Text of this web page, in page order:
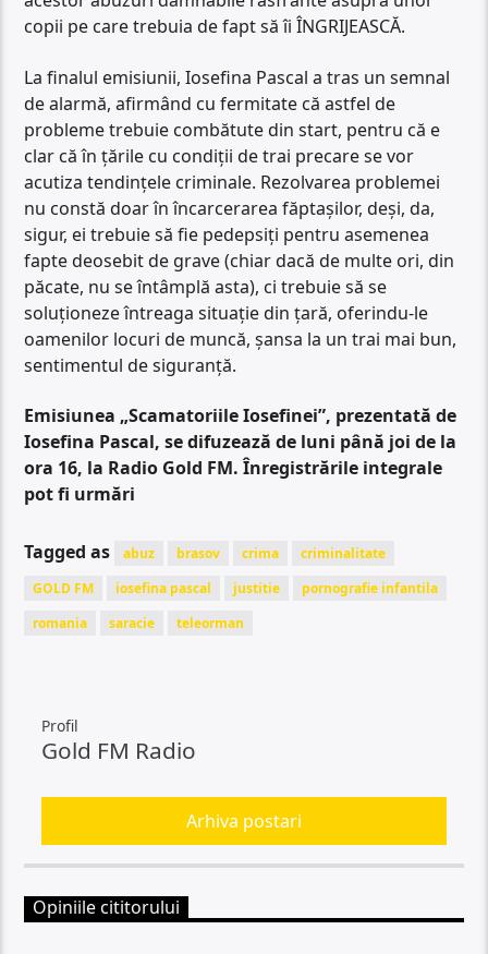
copii pe care trebuia de fapt să îi ÎNGRIJEASCĂ.
La finalul emisiunii, Iosefina Pascal a tras un semnal
de alarmă, afirmând cu fermitate că astfel de
probleme trebuie combătute din start, pentru că e
clar că în țările cu condiții de trai precare se vor
acutiza tendințele criminale. Rezolvarea problemei
nu constă doar în încarcerarea făptașilor, deși, da,
sigur, ei trebuie să fie pedepsiți pentru asemenea
fapte deosebit de grave (chiar dacă de multe ori, din
păcate, nu se întâmplă asta), ci trebuie să se
soluționeze întreaga situație din țară, oferindu-le
oamenilor locuri de muncă, șansa la un trai mai bun,
sentimentul de siguranță.
Emisiunea „Scamatoriile Iosefinei”, prezentată de
Iosefina Pascal, se difuzează de luni până joi de la
ora 16, la Radio Gold FM. Înregistrările integrale
pot fi urmări
Tagged as abuz brasov crima
criminalitate
GOLD FM
iosefina pascal justitie
pornografie infantila
romania
saracie teleorman
Profil
Gold FM Radio
Arhiva postari
Opiniile cititorului